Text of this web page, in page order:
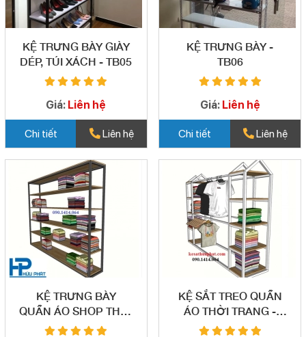
KỆ TRƯNG BÀY GIÀY
DÉP, TÚI XÁCH - TB05
Giá: Liên hệ
Chi tiết Liên hệ
KỆ TRƯNG BÀY -
TB06
Giá: Liên hệ
Chi tiết Liên hệ
KỆ TRƯNG BÀY
QUẦN ÁO SHOP THỜI
TRANG - TB08
KỆ SẮT TREO QUẦN
ÁO THỜI TRANG -
TB09